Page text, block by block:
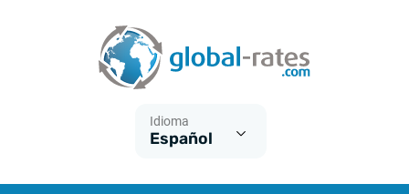
Idioma
Español
¿Qué es la inflación IPC?
¿Qué es la inflación IPCA?
Euribor - histórico
Calculadora de inflación